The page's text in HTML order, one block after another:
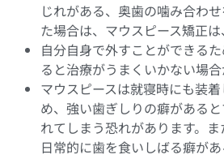
じれがある、奥歯の噛み合わ
た場合は、マウスピース矯正は
自分自身で外すことができる
ると治療がうまくいかない場合
マウスピースは就寝時にも装
め、強い歯ぎしりの癖がある
れてしまう恐れがあります。ま
日常的に歯を食いしばる癖があ